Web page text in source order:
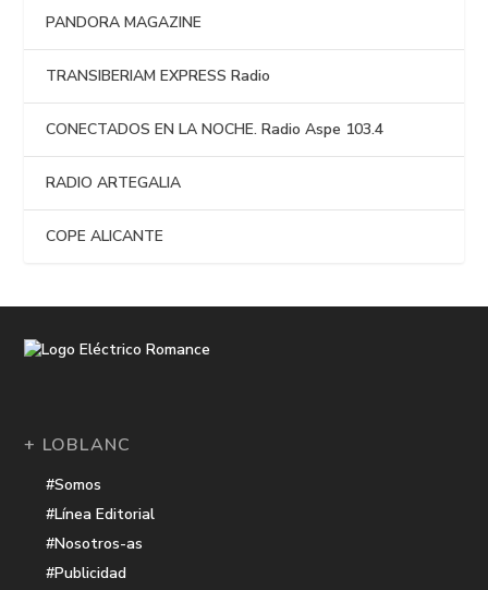
PANDORA MAGAZINE
TRANSIBERIAM EXPRESS Radio
CONECTADOS EN LA NOCHE. Radio Aspe 103.4
RADIO ARTEGALIA
COPE ALICANTE
+ LOBLANC
#Somos
#Línea Editorial
#Nosotros-as
#Publicidad